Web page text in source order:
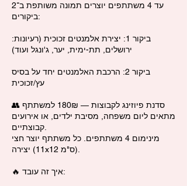
עד 4 משתתפים יוצרים תמונה משותפת ב־2
ביקורים:
ביקור 1: יצירת אלמנטים זכוכית (רעיונות:
ירושלים, תת-ימית, יער, ג'ונגל ועוד)
ביקור 2: הרכבת האלמנטים יחד על בסיס
עץ/זכוכית
👥 סדנת פיוזינג לקבוצות — 180₪ למשתתף
מתאים ליום משפחה, מסיבת ילדים, או אירועים
קבוצתיים.
מינימום 4 משתתפים. כל משתתף יוצר חצי
יצירה (11x12 ס"מ).
🔥 איך זה עובד: